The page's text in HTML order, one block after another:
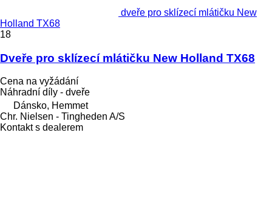
dveře pro sklízecí mlátičku New
Holland TX68
18
Dveře pro sklízecí mlátičku New Holland TX68
Cena na vyžádání
Náhradní díly - dveře
Dánsko, Hemmet
Chr. Nielsen - Tingheden A/S
Kontakt s dealerem